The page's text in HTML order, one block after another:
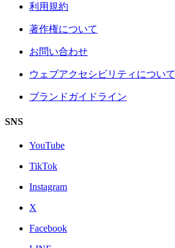
利用規約
著作権について
お問い合わせ
ウェブアクセシビリティについて
ブランドガイドライン
SNS
YouTube
TikTok
Instagram
X
Facebook